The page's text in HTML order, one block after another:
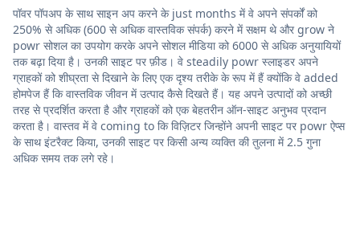
पॉवर पॉपअप के साथ साइन अप करने के just months में वे अपने संपर्कों को
250% से अधिक (600 से अधिक वास्तविक संपर्क) करने में सक्षम थे और grow ने
powr सोशल का उपयोग करके अपने सोशल मीडिया को 6000 से अधिक अनुयायियों
तक बढ़ा दिया है। उनकी साइट पर फ़ीड। वे steadily powr स्लाइडर अपने
ग्राहकों को शीघ्रता से दिखाने के लिए एक दृश्य तरीके के रूप में हैं क्योंकि वे added
होमपेज हैं कि वास्तविक जीवन में उत्पाद कैसे दिखते हैं। यह अपने उत्पादों को अच्छी
तरह से प्रदर्शित करता है और ग्राहकों को एक बेहतरीन ऑन-साइट अनुभव प्रदान
करता है। वास्तव में वे coming to कि विज़िटर जिन्होंने अपनी साइट पर powr ऐप्स
के साथ इंटरैक्ट किया, उनकी साइट पर किसी अन्य व्यक्ति की तुलना में 2.5 गुना
अधिक समय तक लगे रहे।